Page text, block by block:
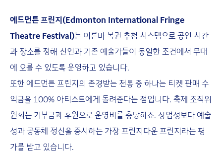
에드먼튼 프린지(Edmonton International Fringe
Theatre Festival)는 이른바 복권 추첨 시스템으로 공연 시간
과 장소를 정해 신인과 기존 예술가들이 동일한 조건에서 무대
에 오를 수 있도록 운영하고 있습니다.
또한 에드먼튼 프린지의 존경받는 전통 중 하나는 티켓 판매 수
익금을 100% 아티스트에게 돌려준다는 점입니다. 축제 조직위
원회는 기부금과 후원으로 운영비를 충당하죠. 상업성보다 예술
성과 공동체 정신을 중시하는 가장 프린지다운 프린지라는 평
가를 받고 있습니다.